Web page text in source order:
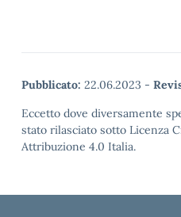
Pubblicato: 22.06.2023 -
Eccetto dove diversamente
stato rilasciato sotto Licenza
Attribuzione 4.0 Italia.